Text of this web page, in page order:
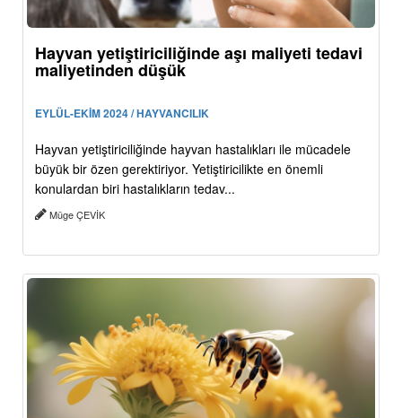
Hayvan yetiştiriciliğinde aşı maliyeti tedavi
maliyetinden düşük
EYLÜL-EKİM 2024 / HAYVANCILIK
Hayvan yetiştiriciliğinde hayvan hastalıkları ile mücadele
büyük bir özen gerektiriyor. Yetiştiricilikte en önemli
konulardan biri hastalıkların tedav...
Müge ÇEVİK